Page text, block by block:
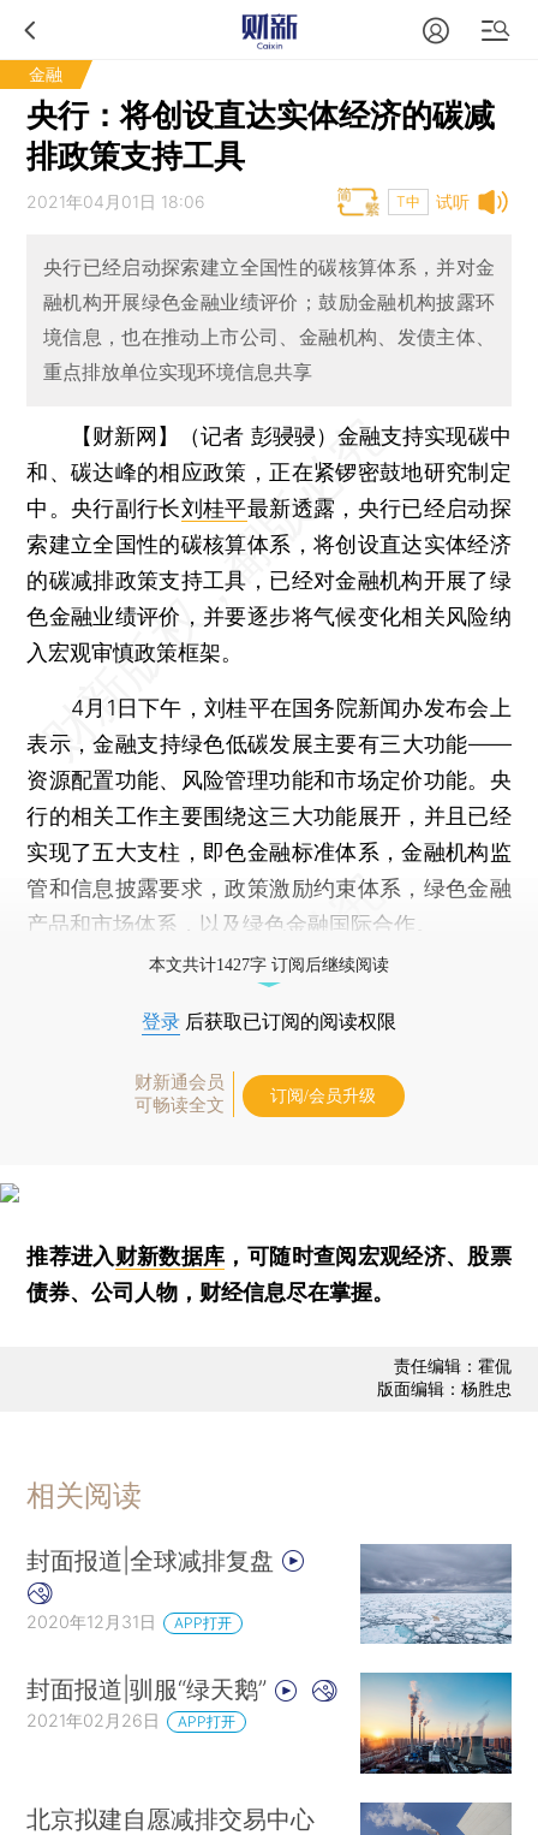
金融
央行：将创设直达实体经济的碳减
排政策支持工具
试听
2021年04月01日 18:06 T中
央行已经启动探索建立全国性的碳核算体系，并对金
融机构开展绿色金融业绩评价；鼓励金融机构披露环
境信息，也在推动上市公司、金融机构、发债主体、
重点排放单位实现环境信息共享
【财新网】（记者 彭骎骎） 金融支持实现碳中
和、碳达峰的相应政策，正在紧锣密鼓地研究制定
中。央行副行长刘桂平最新透露，央行已经启动探
索建立全国性的碳核算体系，将创设直达实体经济
的碳减排政策支持工具，已经对金融机构开展了绿
色金融业绩评价，并要逐步将气候变化相关风险纳
入宏观审慎政策框架。
4月1日下午，刘桂平在国务院新闻办发布会上
表示，金融支持绿色低碳发展主要有三大功能——
资源配置功能、风险管理功能和市场定价功能。央
行的相关工作主要围绕这三大功能展开，并且已经
实现了五大支柱，即色金融标准体系，金融机构监
管和信息披露要求，政策激励约束体系，绿色金融
产品和市场体系，以及绿色金融国际合作。
本文共计1427字 订阅后继续阅读
登录 后获取已订阅的阅读权限
财新通会员
可畅读全文
订阅/会员升级
推荐进入财新数据库 ，可随时查阅宏观经济、股票
债券、公司人物，财经信息尽在掌握。
责任编辑：霍侃
版面编辑：杨胜忠
相关阅读
封面报道|全球减排复盘
2020年12月31日 APP打开
封面报道|驯服“绿天鹅”
2021年02月26日 APP打开
北京拟建自愿减排交易中心